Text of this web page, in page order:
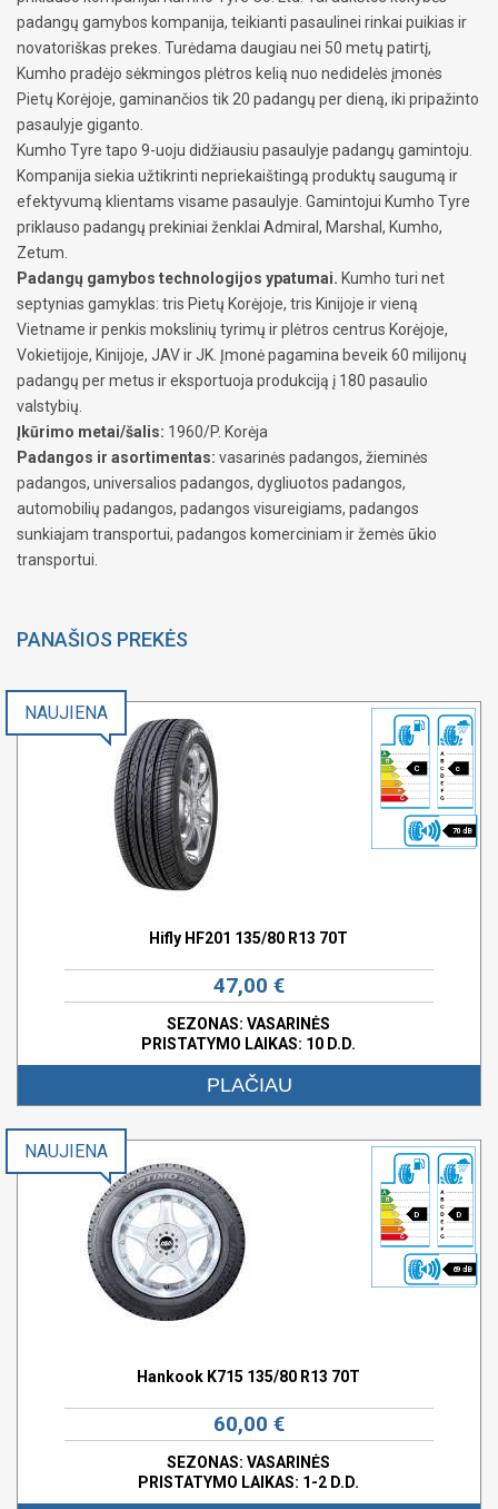
padangų gamybos kompanija, teikianti pasaulinei rinkai puikias ir
novatoriškas prekes. Turėdama daugiau nei 50 metų patirtį,
Kumho pradėjo sėkmingos plėtros kelią nuo nedidelės įmonės
Pietų Korėjoje, gaminančios tik 20 padangų per dieną, iki pripažinto
pasaulyje giganto.
Kumho Tyre tapo 9-uoju didžiausiu pasaulyje padangų gamintoju.
Kompanija siekia užtikrinti nepriekaištingą produktų saugumą ir
efektyvumą klientams visame pasaulyje. Gamintojui Kumho Tyre
priklauso padangų prekiniai ženklai Admiral, Marshal, Kumho,
Zetum.
Padangų gamybos technologijos ypatumai. Kumho turi net
septynias gamyklas: tris Pietų Korėjoje, tris Kinijoje ir vieną
Vietname ir penkis mokslinių tyrimų ir plėtros centrus Korėjoje,
Vokietijoje, Kinijoje, JAV ir JK. Įmonė pagamina beveik 60 milijonų
padangų per metus ir eksportuoja produkciją į 180 pasaulio
valstybių.
Įkūrimo metai/šalis: 1960/P. Korėja
Padangos ir asortimentas: vasarinės padangos, žieminės
padangos, universalios padangos, dygliuotos padangos,
automobilių padangos, padangos visureigiams, padangos
sunkiajam transportui, padangos komerciniam ir žemės ūkio
transportui.
PANAŠIOS PREKĖS
C c
70 dB
NAUJIENA
Hifly HF201 135/80 R13 70T
47,00 €
SEZONAS: VASARINĖS
PRISTATYMO LAIKAS: 10 D.D.
PLAČIAU
D D
69 dB
NAUJIENA
Hankook K715 135/80 R13 70T
60,00 €
SEZONAS: VASARINĖS
PRISTATYMO LAIKAS: 1-2 D.D.